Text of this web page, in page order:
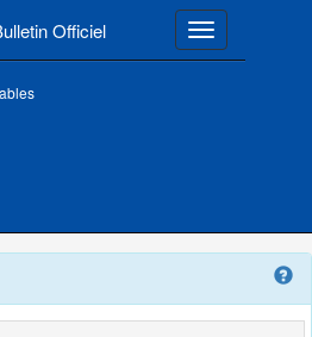
Officiel Toggle